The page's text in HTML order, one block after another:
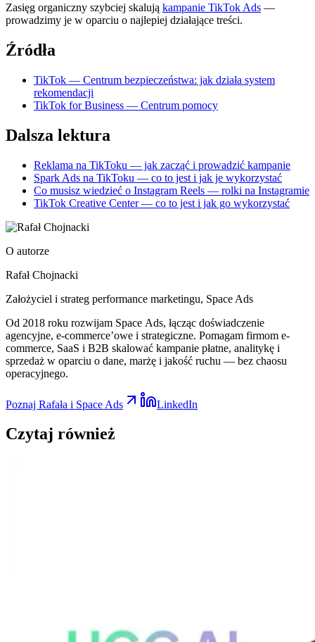
Zasięg organiczny szybciej skalują kampanie TikTok Ads —
prowadzimy je w oparciu o najlepiej działające treści.
Źródła
TikTok — Centrum bezpieczeństwa: jak działa system
rekomendacji
TikTok for Business — Centrum pomocy
Dalsza lektura
Reklama na TikToku — jak zacząć i prowadzić kampanie
Spark Ads na TikToku — co to jest i jak je wykorzystać
Co musisz wiedzieć o Instagram Reels — rolki na Instagramie
TikTok Creative Center — co to jest i jak go wykorzystać
O autorze
Rafał Chojnacki
Założyciel i strateg performance marketingu, Space Ads
Od 2018 roku rozwijam Space Ads, łącząc doświadczenie
agencyjne, e-commerce’owe i strategiczne. Pomagam firmom e-
commerce, SaaS i B2B skalować kampanie płatne, analitykę i
sprzedaż w oparciu o dane, marżę i jakość ruchu — bez chaosu
operacyjnego.
Poznaj Rafała i Space Ads LinkedIn
Czytaj również